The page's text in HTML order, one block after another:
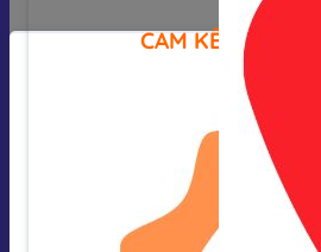
CAM KẾT CỦA